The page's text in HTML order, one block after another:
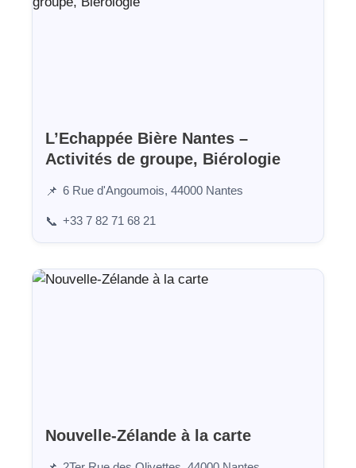
L’Echappée Bière Nantes –
Activités de groupe, Biérologie
📌 6 Rue d'Angoumois, 44000 Nantes
📞 +33 7 82 71 68 21
Nouvelle-Zélande à la carte